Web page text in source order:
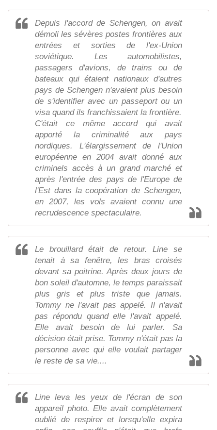
Depuis l'accord de Schengen, on avait
démoli les sévères postes frontières aux
entrées et sorties de l'ex-Union
soviétique. Les automobilistes,
passagers d'avions, de trains ou de
bateaux qui étaient nationaux d'autres
pays de Schengen n'avaient plus besoin
de s'identifier avec un passeport ou un
visa quand ils franchissaient la frontière.
C'était ce même accord qui avait
apporté la criminalité aux pays
nordiques. L'élargissement de l'Union
européenne en 2004 avait donné aux
criminels accès à un grand marché et
après l'entrée des pays de l'Europe de
l'Est dans la coopération de Schengen,
en 2007, les vols avaient connu une
recrudescence spectaculaire.
Le brouillard était de retour. Line se
tenait à sa fenêtre, les bras croisés
devant sa poitrine. Après deux jours de
bon soleil d'automne, le temps paraissait
plus gris et plus triste que jamais.
Tommy ne l'avait pas appelé. Il n'avait
pas répondu quand elle l'avait appelé.
Elle avait besoin de lui parler. Sa
décision était prise. Tommy n'était pas la
personne avec qui elle voulait partager
le reste de sa vie....
Line leva les yeux de l'écran de son
appareil photo. Elle avait complètement
oublié de respirer et lorsqu'elle expira